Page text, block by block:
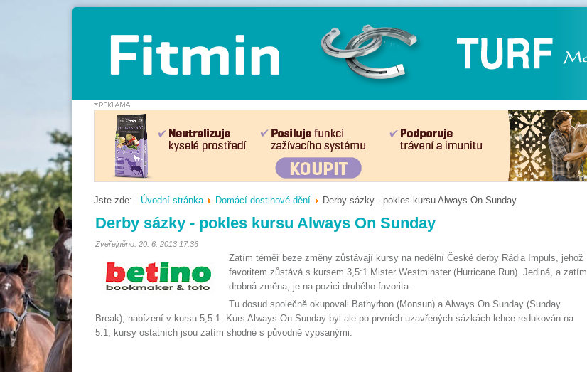
Jste zde: Úvodní stránka Domácí dostihové dění Derby sázky - pokles kursu Always On Sunday
Derby sázky - pokles kursu Always On Sunday
Zveřejněno: 20. 6. 2013 17:36
Zatím téměř beze změny zůstávají kursy na nedělní České derby Rádia Impuls, jehož
favoritem zůstává s kursem 3,5:1 Mister Westminster (Hurricane Run). Jediná, a zatím
drobná změna, je na pozici druhého favorita.
Tu dosud společně okupovali Bathyrhon (Monsun) a Always On Sunday (Sunday
Break), nabízení v kursu 5,5:1. Kurs Always On Sunday byl ale po prvních uzavřených sázkách lehce redukován na
5:1, kursy ostatních jsou zatím shodné s původně vypsanými.